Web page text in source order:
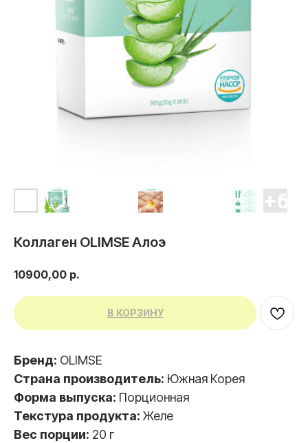
Коллаген OLIMSE Алоэ
10900,00 р.
В КОРЗИНУ
Бренд: OLIMSE
Cтрана производитель: Южная Корея
Форма выпуска: Порционная
Текстура продукта: Желе
Вес порции: 20 г